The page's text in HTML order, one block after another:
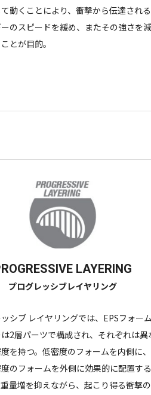
動くことにより、衝撃から伝達される
のスピードを緩め、またその強さを減
とが目的。
LAYERING
プログレッシブレイヤリング
シブ レイヤリングでは、EPSフォーム
2層パーツで構成され、それぞれは異
を持つ。低密度のフォームを内側に、
のフォームを外側に効果的に配置する
量増を抑えながら、起こり得る衝撃の